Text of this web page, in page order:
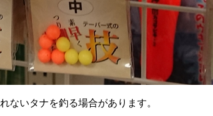
ないタナを釣る場合があります。